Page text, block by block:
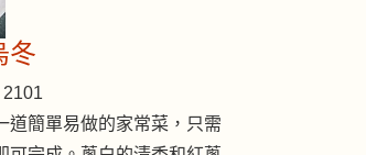
冬
道簡單易做的家常菜，只需